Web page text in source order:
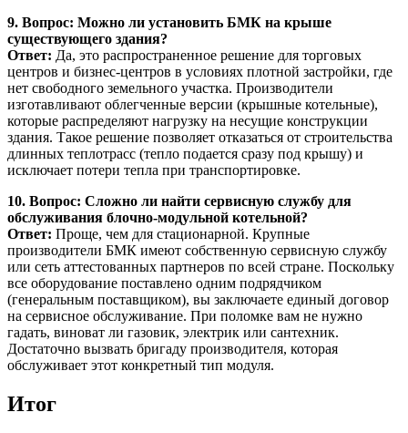
9. Вопрос: Можно ли установить БМК на крыше
существующего здания?
Ответ: Да, это распространенное решение для торговых
центров и бизнес-центров в условиях плотной застройки, где
нет свободного земельного участка. Производители
изготавливают облегченные версии (крышные котельные),
которые распределяют нагрузку на несущие конструкции
здания. Такое решение позволяет отказаться от строительства
длинных теплотрасс (тепло подается сразу под крышу) и
исключает потери тепла при транспортировке.
10. Вопрос: Сложно ли найти сервисную службу для
обслуживания блочно-модульной котельной?
Ответ: Проще, чем для стационарной. Крупные
производители БМК имеют собственную сервисную службу
или сеть аттестованных партнеров по всей стране. Поскольку
все оборудование поставлено одним подрядчиком
(генеральным поставщиком), вы заключаете единый договор
на сервисное обслуживание. При поломке вам не нужно
гадать, виноват ли газовик, электрик или сантехник.
Достаточно вызвать бригаду производителя, которая
обслуживает этот конкретный тип модуля.
Итог